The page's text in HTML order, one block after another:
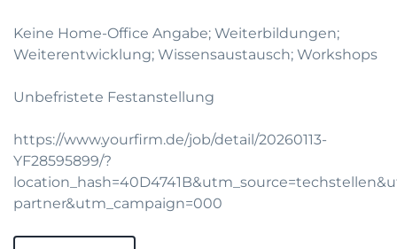
Keine Home-Office Angabe; Weiterbildungen;
Weiterentwicklung; Wissensaustausch; Workshops
Unbefristete Festanstellung
https://www.yourfirm.de/job/detail/20260113-
YF28595899/?
partner&utm_campaign=000